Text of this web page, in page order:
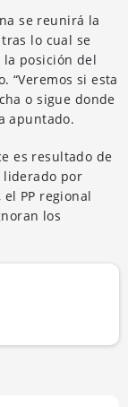
se reunirá la
lo cual se
la posición del
“Veremos si esta
o sigue donde
apuntado.
es resultado de
liderado por
PP regional
los